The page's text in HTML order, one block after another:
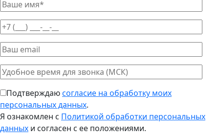
Подтверждаюсогласие на обработку моих
персональных данных.
Я ознакомлен с Политикой обработки персональных
данных и согласен с ее положениями.